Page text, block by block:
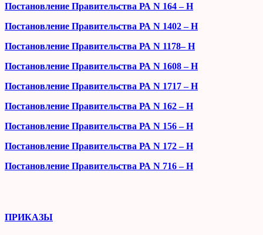
Постановление Правительства РА N 164 – H
Постановление Правительства РА N 1402 – H
Постановление Правительства РА N 1178– H
Постановление Правительства РА N 1608 – H
Постановление Правительства РА N 1717 – H
Постановление Правительства РА N 162 – H
Постановление Правительства РА N 156 – H
Постановление Правительства РА N 172 – H
Постановление Правительства РА N 716 – H
ПРИКАЗЫ